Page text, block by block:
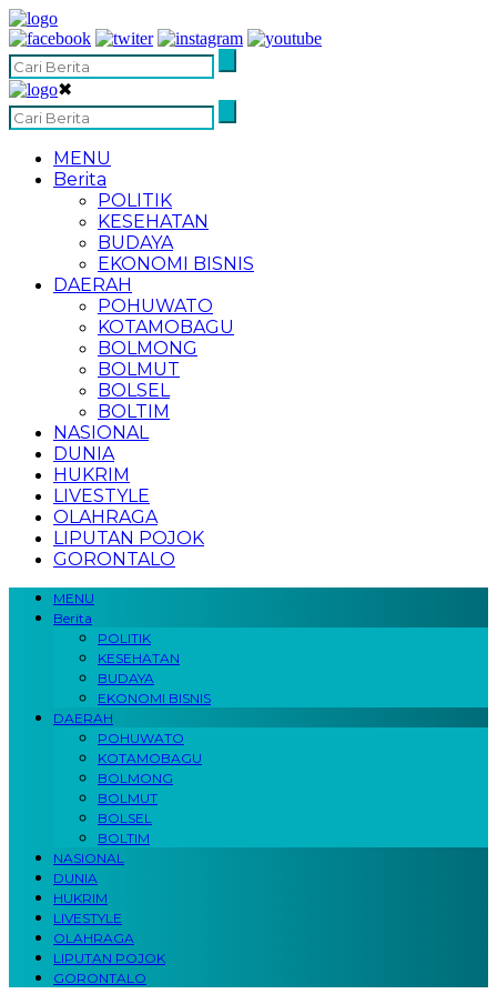
✖
MENU
Berita
POLITIK
KESEHATAN
BUDAYA
EKONOMI BISNIS
DAERAH
POHUWATO
KOTAMOBAGU
BOLMONG
BOLMUT
BOLSEL
BOLTIM
NASIONAL
DUNIA
HUKRIM
LIVESTYLE
OLAHRAGA
LIPUTAN POJOK
GORONTALO
MENU
Berita
POLITIK
KESEHATAN
BUDAYA
EKONOMI BISNIS
DAERAH
POHUWATO
KOTAMOBAGU
BOLMONG
BOLMUT
BOLSEL
BOLTIM
NASIONAL
DUNIA
HUKRIM
LIVESTYLE
OLAHRAGA
LIPUTAN POJOK
GORONTALO